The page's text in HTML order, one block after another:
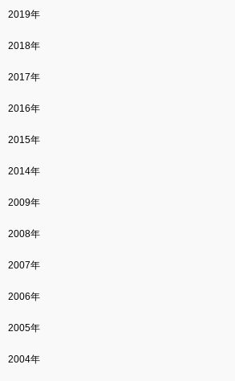
2019年
2018年
2017年
2016年
2015年
2014年
2009年
2008年
2007年
2006年
2005年
2004年